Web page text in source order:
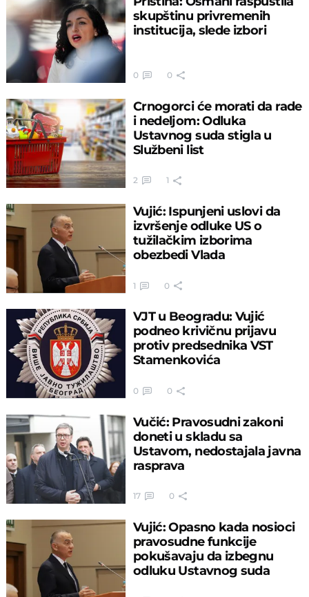
skupštinu privremenih
institucija, slede izbori
0 0
Crnogorci će morati da rade
i nedeljom: Odluka
Ustavnog suda stigla u
Službeni list
2 1
Vujić: Ispunjeni uslovi da
izvršenje odluke US o
tužilačkim izborima
obezbedi Vlada
1 0
VJT u Beogradu: Vujić
podneo krivičnu prijavu
protiv predsednika VST
Stamenkovića
0 0
Vučić: Pravosudni zakoni
doneti u skladu sa
Ustavom, nedostajala javna
rasprava
17 0
Vujić: Opasno kada nosioci
pravosudne funkcije
pokušavaju da izbegnu
odluku Ustavnog suda